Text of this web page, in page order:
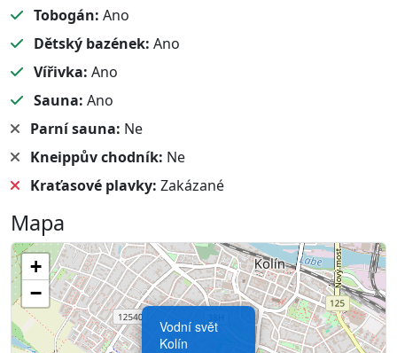
Tobogán: Ano
Dětský bazének: Ano
Vířivka: Ano
Sauna: Ano
Parní sauna: Ne
Kneippův chodník: Ne
Kraťasové plavky: Zakázané
Mapa
Vodní svět
Kolín
+
−